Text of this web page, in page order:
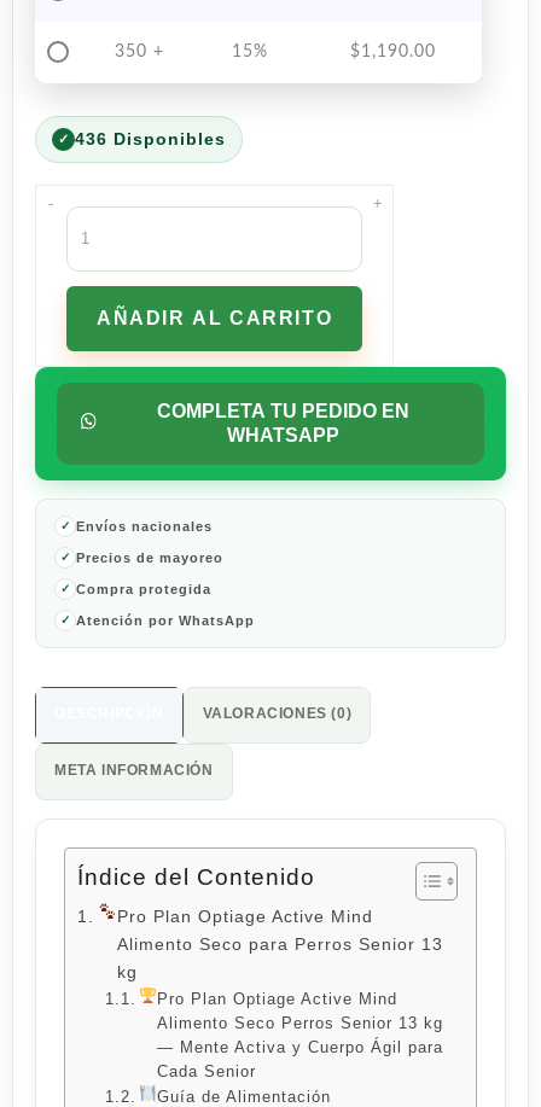
350 + 15% $1,190.00
436 Disponibles
-
Pro
Plan
Optiage
Active
Mind
Alimento
Seco
Perros
kg
cantidad
AÑADIR AL CARRITO
+
COMPLETA TU PEDIDO EN
WHATSAPP
Envíos nacionales
Precios de mayoreo
Compra protegida
Atención por WhatsApp
VALORACIONES (0)
META INFORMACIÓN
Índice del Contenido
Pro Plan Optiage Active Mind
Alimento Seco para Perros Senior 13
kg
Pro Plan Optiage Active Mind
Alimento Seco Perros Senior 13 kg
— Mente Activa y Cuerpo Ágil para
Cada Senior
Guía de Alimentación